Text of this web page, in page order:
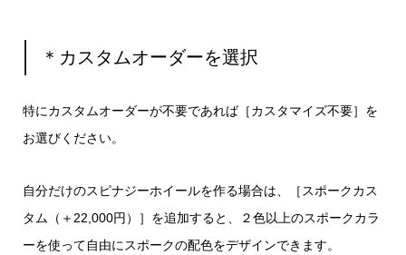
＊カスタムオーダーを選択
特にカスタムオーダーが不要であれば［カスタマイズ不要］を
お選びください。
自分だけのスピナジーホイールを作る場合は、［スポークカス
タム（＋22,000円）］を追加すると、２色以上のスポークカラ
ーを使って自由にスポークの配色をデザインできます。